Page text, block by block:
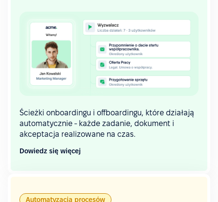
Ścieżki onboardingu i offboardingu, które działają
automatycznie - każde zadanie, dokument i
akceptacja realizowane na czas.
Dowiedz się więcej
Automatyzacja procesów